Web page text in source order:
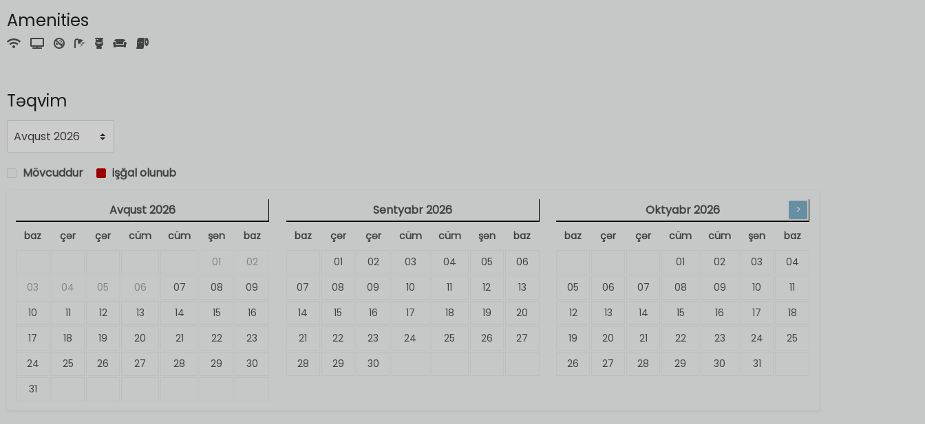
Amenities
Təqvim
Mövcuddur işğal olunub
Avqust2026
baz çər çər cüm cüm şən
baz
01
02
03
04 05 06 07 08
09
10
11 12 13 14 15
16
17
18 19 20 21 22
23
24
25 26 27 28 29
30
31
Sentyabr2026
baz çər çər cüm cüm şən
baz
01
02 03 04 05
06
07
08 09 10 11 12
13
14
15 16 17 18 19
20
21
22 23 24 25 26
27
28
29 30
Oktyabr2026 >
baz çər çər cüm cüm şən
baz
01
02 03
04
05
06 07 08 09 10
11
12
13 14 15 16 17
18
19
20 21 22 23 24
25
26
27 28 29 30 31